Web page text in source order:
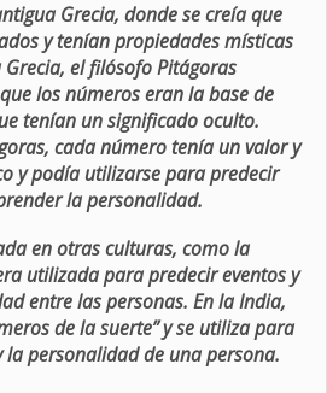
Grecia, donde se creía que
y tenían propiedades místicas
el filósofo Pitágoras
los números eran la base de
tenían un significado oculto.
cada número tenía un valor y
y podía utilizarse para predecir
la personalidad.
en otras culturas, como la
utilizada para predecir eventos y
entre las personas. En la India,
de la suerte” y se utiliza para
personalidad de una persona.